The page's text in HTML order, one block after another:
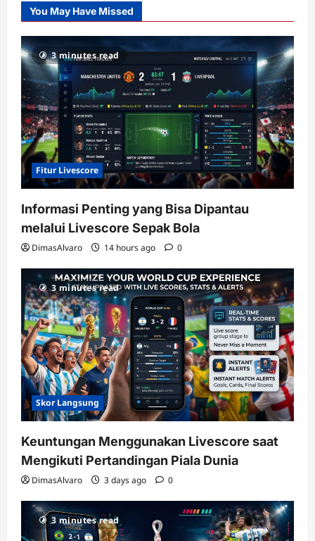
Gacor
RTP
terupdate
You May Have Missed
3 minutes read
Fitur Livescore
Informasi Penting yang Bisa Dipantau
melalui Livescore Sepak Bola
DimasAlvaro 14 hours ago 0
3 minutes read
Skor Langsung
Keuntungan Menggunakan Livescore saat
Mengikuti Pertandingan Piala Dunia
DimasAlvaro 3 days ago 0
3 minutes read